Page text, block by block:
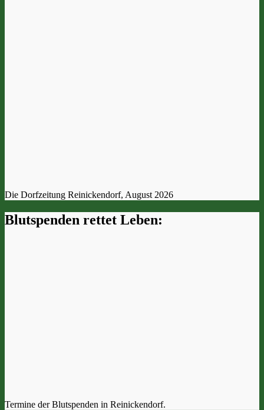
Die Dorfzeitung Reinickendorf, August 2026
Blutspenden rettet Leben:
Termine der Blutspenden in Reinickendorf.